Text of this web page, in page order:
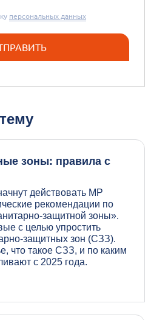
персональных данных
зоны: правила с
действовать МР
рекомендации по
защитной зоны».
с целью упростить
защитных зон (СЗЗ).
что такое СЗЗ, и по каким
с 2025 года.